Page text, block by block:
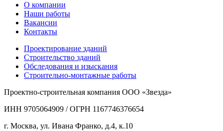
О компании
Наши работы
Вакансии
Контакты
Проектирование зданий
Строительство зданий
Обследования и изыскания
Строительно-монтажные работы
Проектно-строительная компания ООО «Звезда»
ИНН 9705064909 / ОГРН 1167746376654
г. Москва, ул. Ивана Франко, д.4, к.10